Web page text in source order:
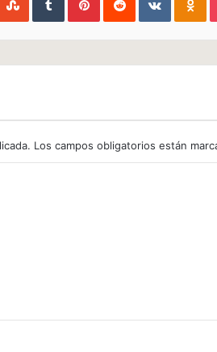
Los campos obligatorios están